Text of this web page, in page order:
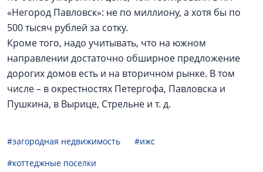
«Негород Павловск»: не по миллиону, а хотя бы по
500 тысяч рублей за сотку.
Кроме того, надо учитывать, что на южном
направлении достаточно обширное предложение
дорогих домов есть и на вторичном рынке. В том
числе – в окрестностях Петергофа, Павловска и
Пушкина, в Вырице, Стрельне и т. д.
#загородная недвижимость
#ижс
#коттеджные поселки